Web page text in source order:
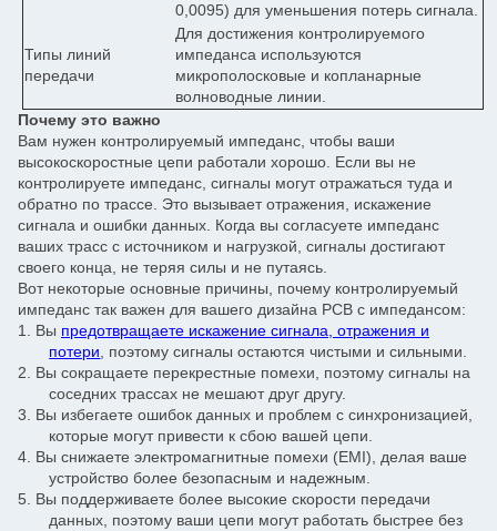
0,0095) для уменьшения потерь сигнала.
Типы линий
передачи
Для достижения контролируемого
импеданса используются
микрополосковые и копланарные
волноводные линии.
Почему это важно
Вам нужен контролируемый импеданс, чтобы ваши
высокоскоростные цепи работали хорошо. Если вы не
контролируете импеданс, сигналы могут отражаться туда и
обратно по трассе. Это вызывает отражения, искажение
сигнала и ошибки данных. Когда вы согласуете импеданс
ваших трасс с источником и нагрузкой, сигналы достигают
своего конца, не теряя силы и не путаясь.
Вот некоторые основные причины, почему контролируемый
импеданс так важен для вашего дизайна PCB с импедансом:
1. Вы предотвращаете искажение сигнала, отражения и
потери, поэтому сигналы остаются чистыми и сильными.
2. Вы сокращаете перекрестные помехи, поэтому сигналы на
соседних трассах не мешают друг другу.
3. Вы избегаете ошибок данных и проблем с синхронизацией,
которые могут привести к сбою вашей цепи.
4. Вы снижаете электромагнитные помехи (EMI), делая ваше
устройство более безопасным и надежным.
5. Вы поддерживаете более высокие скорости передачи
данных, поэтому ваши цепи могут работать быстрее без